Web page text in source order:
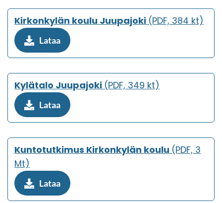
Kir­kon­ky­län koulu Juu­pa­jo­ki (PDF, 384 kt)
Lataa
Ky­lä­ta­lo Juu­pa­jo­ki (PDF, 349 kt)
Lataa
Kun­to­tut­ki­mus Kir­kon­ky­län koulu (PDF, 3
Mt)
Lataa